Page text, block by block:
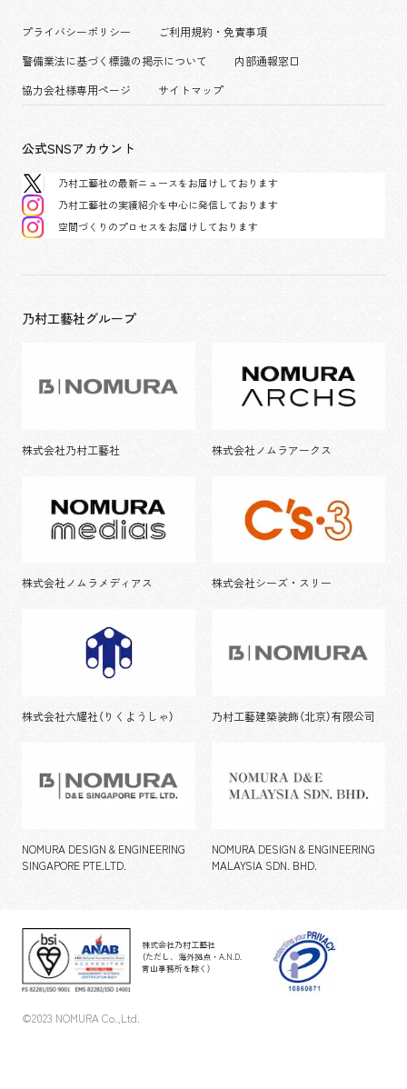
コンベンション & イベント
パブリック
プライバシーポリシー
ご利用規約・免責事項
警備業法に基づく標識の掲示について
内部通報窓口
協力会社様専用ページ
サイトマップ
公式SNSアカウント
乃村工藝社の最新ニュースをお届けしております
乃村工藝社の実績紹介を中心に発信しております
空間づくりのプロセスをお届けしております
乃村工藝社グループ
株式会社乃村工藝社 株式会社ノムラアークス
株式会社ノムラメディアス 株式会社シーズ・スリー
株式会社六耀社（りくようしゃ） 乃村工藝建築装飾（北京）有限公司
NOMURA DESIGN & ENGINEERING
SINGAPORE PTE.LTD.
NOMURA DESIGN & ENGINEERING
MALAYSIA SDN. BHD.
株式会社乃村工藝社
（ただし、海外拠点・A.N.D.
青山事務所を除く）
©2023 NOMURA Co.,Ltd.